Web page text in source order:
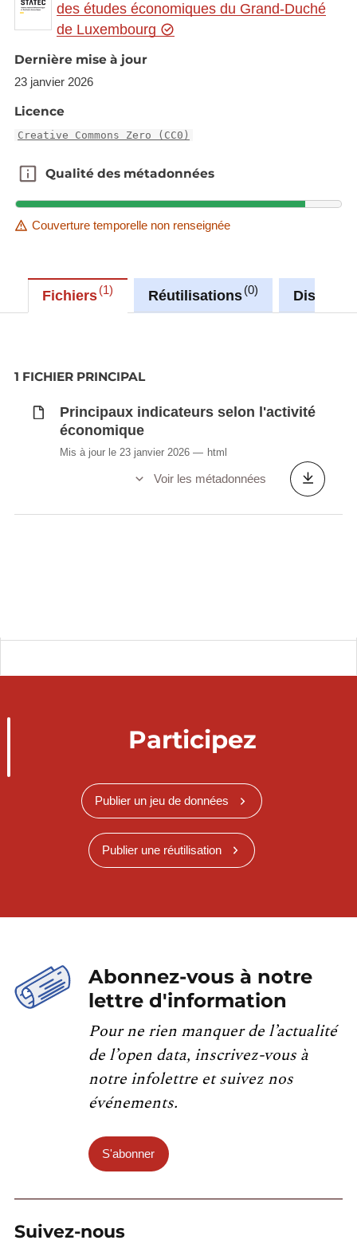
des études économiques du Grand-Duché
de Luxembourg
Dernière mise à jour
23 janvier 2026
Licence
Creative Commons Zero (CC0)
Qualité des métadonnées
Qualité des métadonnées
Couverture temporelle non renseignée
Fichiers 1 Réutilisations 0
1 FICHIER PRINCIPAL
Principaux indicateurs selon l'activité
économique
Mis à jour le 23 janvier 2026 html
Voir les métadonnées
Participez
Publier un jeu de données
Publier une réutilisation
Abonnez-vous à notre
lettre d'information
Pour ne rien manquer de l’actualité
de l’open data, inscrivez-vous à
notre infolettre et suivez nos
événements.
S'abonner
Suivez-nous